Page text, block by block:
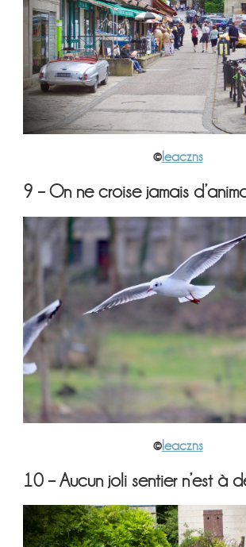
©leaczns
9 – On ne croise jamais
©leaczns
10 – Aucun joli sentier n’est à